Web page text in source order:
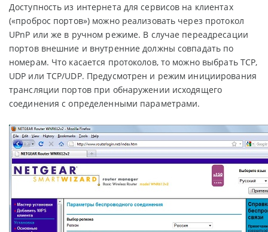
Доступность из интернета для сервисов на клиентах
(«проброс портов») можно реализовать через протокол
UPnP или же в ручном режиме. В случае переадресации
портов внешние и внутренние должны совпадать по
номерам. Что касается протоколов, то можно выбрать TCP,
UDP или TCP/UDP. Предусмотрен и режим инициирования
трансляции портов при обнаружении исходящего
соединения с определенными параметрами.